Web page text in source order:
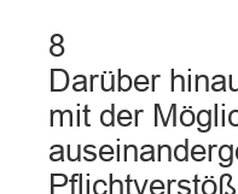
8
Darüber
mit der